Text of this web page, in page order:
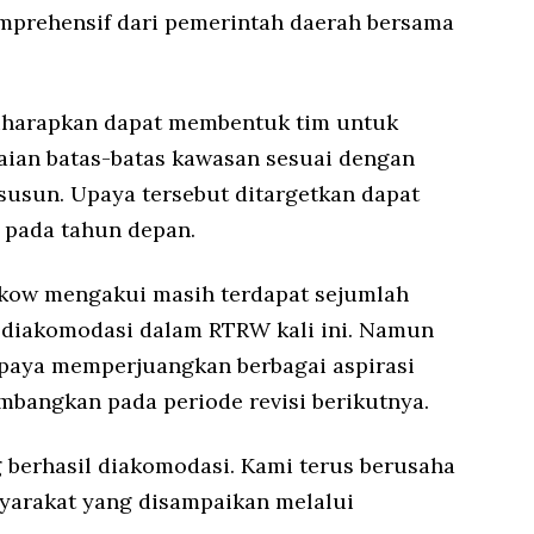
dari pemerintah daerah bersama
dapat membentuk tim untuk
batas-batas kawasan sesuai dengan
Upaya tersebut ditargetkan dapat
tahun depan.
mengakui masih terdapat sejumlah
dalam RTRW kali ini. Namun
memperjuangkan berbagai aspirasi
pada periode revisi berikutnya.
diakomodasi. Kami terus berusaha
yang disampaikan melalui